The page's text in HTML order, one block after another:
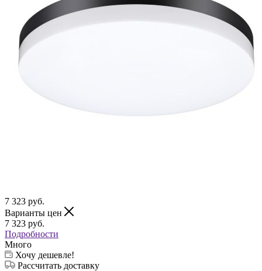
7 323 руб.
Варианты цен
7 323 руб.
Подробности
Много
Хочу дешевле!
Рассчитать доставку